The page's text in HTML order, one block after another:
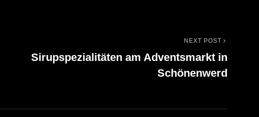
Post
NEXT POST
Sirupspezialitäten am Adventsmarkt in
Schönenwerd